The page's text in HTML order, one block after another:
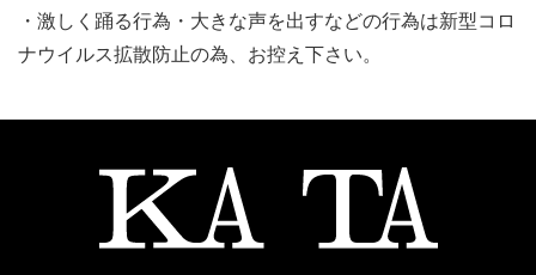
・激しく踊る行為・大きな声を出すなどの行為は新型コロ
ナウイルス拡散防止の為、お控え下さい。